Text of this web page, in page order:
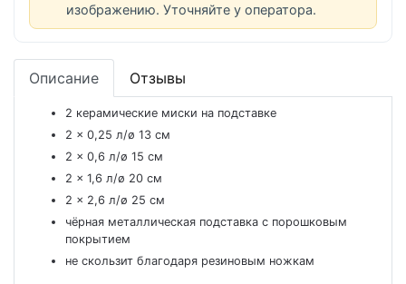
изображению. Уточняйте у оператора.
Описание Отзывы
2 керамические миски на подставке
2 × 0,25 л/ø 13 см
2 × 0,6 л/ø 15 см
2 × 1,6 л/ø 20 см
2 × 2,6 л/ø 25 см
чёрная металлическая подставка с порошковым
покрытием
не скользит благодаря резиновым ножкам